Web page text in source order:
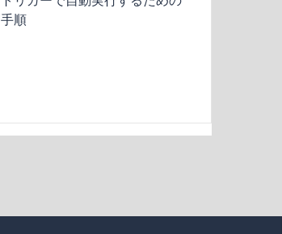
手順